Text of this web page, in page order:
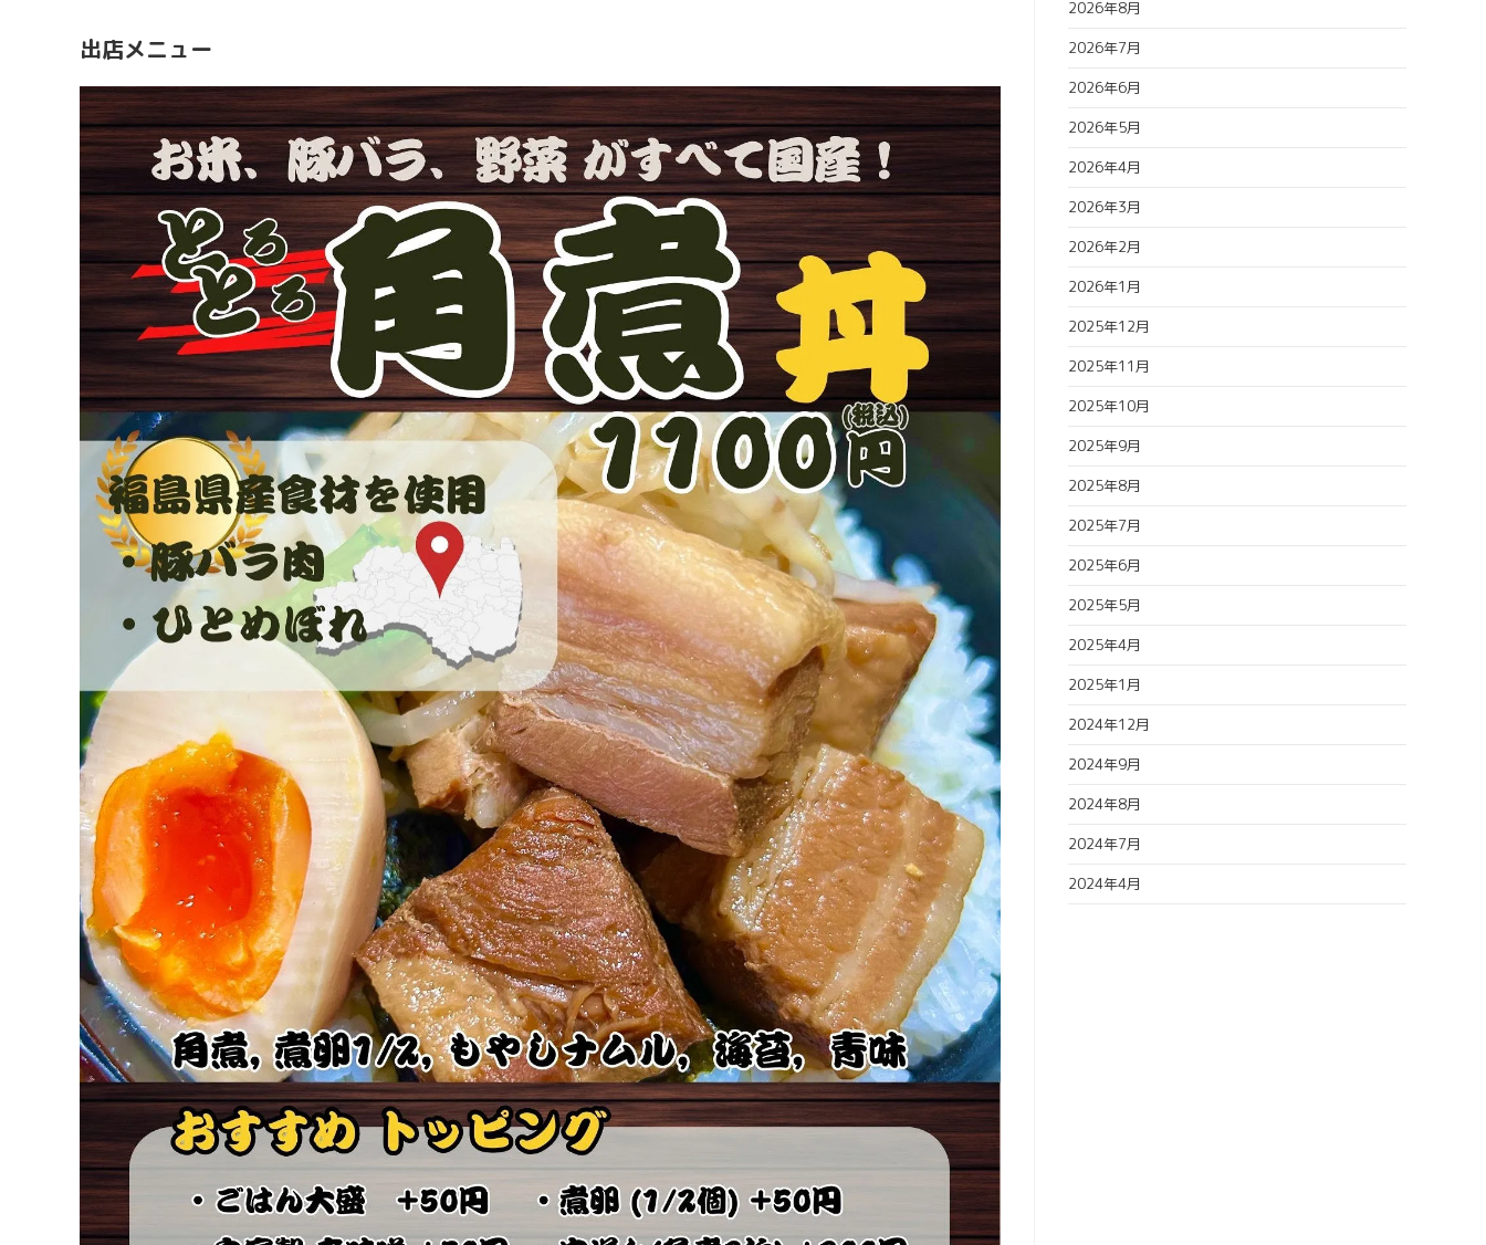
出店メニュー
2026年8月
2026年7月
2026年6月
2026年5月
2026年4月
2026年3月
2026年2月
2026年1月
2025年12月
2025年11月
2025年10月
2025年9月
2025年8月
2025年7月
2025年6月
2025年5月
2025年4月
2025年1月
2024年12月
2024年9月
2024年8月
2024年7月
2024年4月